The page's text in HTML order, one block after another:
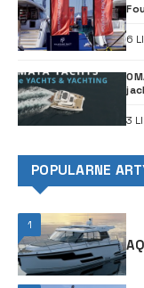
6
3
POPULARNE
1